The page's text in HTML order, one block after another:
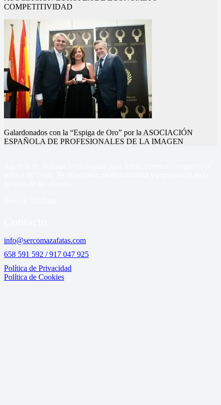
COMPETITIVIDAD
Galardonados con la “Espiga de Oro” por la ASOCIACIÓN
ESPAÑOLA DE PROFESIONALES DE LA IMAGEN
info@sercomazafatas.com
658 591 592 / 917 047 925
Política de Privacidad
Política de Cookies